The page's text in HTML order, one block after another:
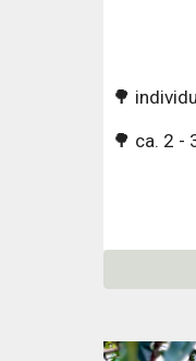
🌳
🌳 ca. 2 -